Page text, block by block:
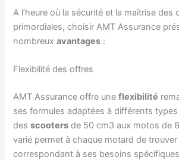
A l’heure où la sécurité et la maîtrise des
primordiales, choisir AMT Assurance
nombreuxavantages :
Flexibilité des offres
AMT Assurance offre uneflexibilité
ses formules adaptées à différents
desscooters de 50 cm3 aux motos de
varié permet à chaque motard de
correspondant à ses besoins